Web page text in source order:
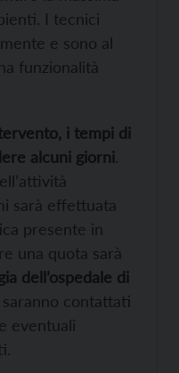
I tecnici
e sono al
funzionalità
i tempi di
alcuni giorni.
sarà effettuata
presente in
una quota sarà
dell’ospedale di
contattati
eventuali